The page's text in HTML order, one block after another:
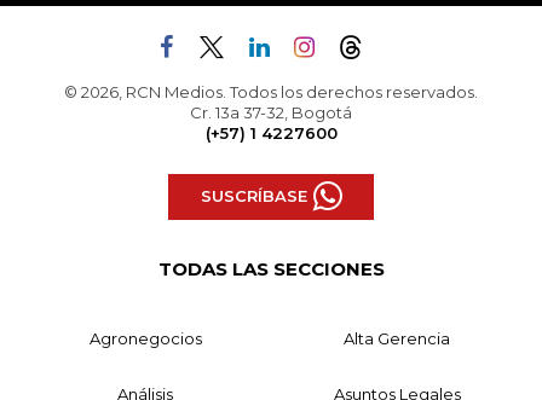
© 2026, RCN Medios. Todos los derechos reservados.
Cr. 13a 37-32, Bogotá
(+57) 1 4227600
SUSCRÍBASE
TODAS LAS SECCIONES
Agronegocios Alta Gerencia
Análisis Asuntos Legales